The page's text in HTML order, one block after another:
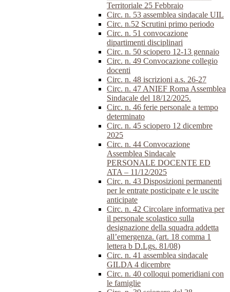
Territoriale 25 Febbraio
Circ. n. 53 assemblea sindacale UIL
Circ. n.52 Scrutini primo periodo
Circ. n. 51 convocazione
dipartimenti disciplinari
Circ. n. 50 sciopero 12-13 gennaio
Circ. n. 49 Convocazione collegio
docenti
Circ. n. 48 iscrizioni a.s. 26-27
Circ. n. 47 ANIEF Roma Assemblea
Sindacale del 18/12/2025.
Circ. n. 46 ferie personale a tempo
determinato
Circ. n. 45 sciopero 12 dicembre
2025
Circ. n. 44 Convocazione
Assemblea Sindacale
PERSONALE DOCENTE ED
ATA – 11/12/2025
Circ. n. 43 Disposizioni permanenti
per le entrate posticipate e le uscite
anticipate
Circ. n. 42 Circolare informativa per
il personale scolastico sulla
designazione della squadra addetta
all’emergenza. (art. 18 comma 1
lettera b D.Lgs. 81/08)
Circ. n. 41 assemblea sindacale
GILDA 4 dicembre
Circ. n. 40 colloqui pomeridiani con
le famiglie